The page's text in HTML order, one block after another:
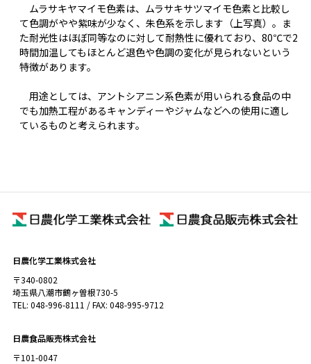
ムラサキヤマイモ色素は、ムラサキサツマイモ色素と比較し
て色調がやや紫味が少なく、朱色系を示します（上写真）。ま
た耐光性はほぼ同等なのに対して耐熱性に優れており、80℃で2
時間加温してもほとんど退色や色調の変化が見られないという
特徴があります。
用途としては、アントシアニン系色素が用いられる食品の中
でも加熱工程があるキャンディーやジャムなどへの使用に適し
ているものと考えられます。
日農化学工業株式会社
〒340-0802
埼玉県八潮市鶴ヶ曽根730-5
TEL: 048-996-8111 / FAX: 048-995-9712
日農食品販売株式会社
〒101-0047